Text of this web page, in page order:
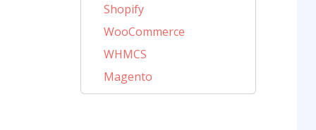
Shopify
WooCommerce
WHMCS
Magento
BigCommerce